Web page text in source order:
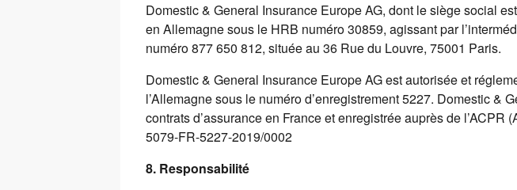
Domestic & General Insurance Europe AG, dont le siège social
en Allemagne sous le HRB numéro 30859, agissant par
numéro 877 650 812, située au 36 Rue du Louvre, 75001 Paris.
Domestic & General Insurance Europe AG est autorisée et
l’Allemagne sous le numéro d’enregistrement 5227. Domestic
contrats d’assurance en France et enregistrée auprès de
5079-FR-5227-2019/0002
8. Responsabilité